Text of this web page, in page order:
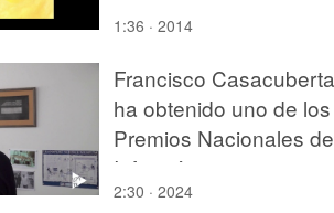
1:36 · 2014
Francisco Casacuberta
ha obtenido uno de los
Premios Nacionales de
Informática por su
trayectoria
2:30 · 2024